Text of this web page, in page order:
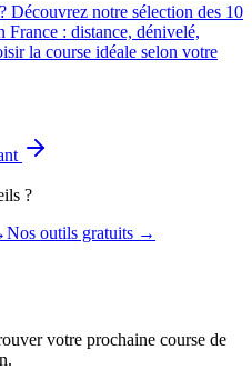
Découvrez notre sélection des 10
France : distance, dénivelé,
la course idéale selon votre
?
Nos outils gratuits →
votre prochaine course de